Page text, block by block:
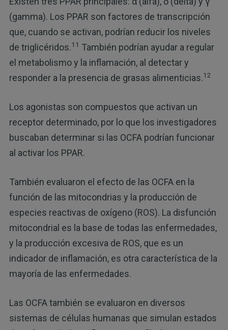
(gamma). Los PPAR son factores de transcripción
que, cuando se activan, podrían reducir los niveles
de triglicéridos.11 También podrían ayudar a regular
el metabolismo y la inflamación, al detectar y
responder a la presencia de grasas alimenticias.12
Los agonistas son compuestos que activan un
receptor determinado, por lo que los investigadores
buscaban determinar si las OCFA podrían funcionar
al activar los PPAR.
También evaluaron el efecto de las OCFA en la
función de las mitocondrias y la producción de
especies reactivas de oxígeno (ROS). La disfunción
mitocondrial es la base de todas las enfermedades,
y la producción excesiva de ROS, que es un
indicador de inflamación, es otra característica de la
mayoría de las enfermedades.
Las OCFA también se evaluaron en diversos
sistemas de células humanas que simulan estados